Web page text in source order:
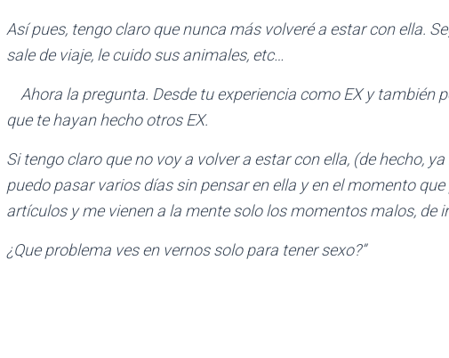
Así pues, tengo claro que nunca más volveré a estar con ella.
sale de viaje, le cuido sus animales, etc…
Ahora la pregunta. Desde tu experiencia como EX y también
que te hayan hecho otros EX.
Si tengo claro que no voy a volver a estar con ella, (de hecho,
puedo pasar varios días sin pensar en ella y en el momento
artículos y me vienen a la mente solo los momentos malos, de
¿Que problema ves en vernos solo para tener sexo?”